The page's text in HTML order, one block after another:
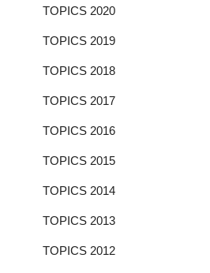
TOPICS 2020
TOPICS 2019
TOPICS 2018
TOPICS 2017
TOPICS 2016
TOPICS 2015
TOPICS 2014
TOPICS 2013
TOPICS 2012